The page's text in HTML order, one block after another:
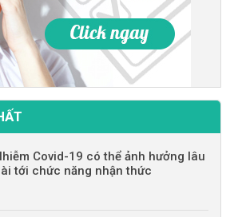
Covid-19 có thể ảnh hưởng lâu
tới chức năng nhận thức